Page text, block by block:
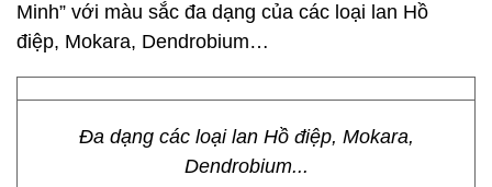
Minh” với màu sắc đa dạng của các loại lan Hồ
điệp, Mokara, Dendrobium…
Đa dạng các loại lan Hồ điệp, Mokara,
Dendrobium...